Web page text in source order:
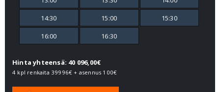
14:30 15:00 15:30
16:00 16:30
Hinta yhteensä: 40 096,00€
4 kpl renkaita 39996€ + asennus 100€